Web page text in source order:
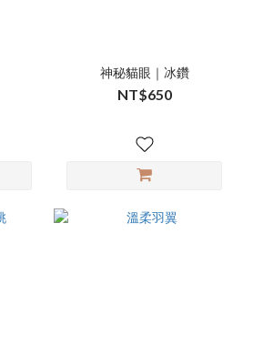
神秘貓眼｜冰鑽
NT$650